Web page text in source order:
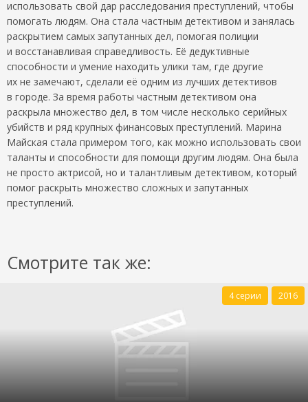
использовать свой дар расследования преступлений, чтобы
помогать людям. Она стала частным детективом и занялась
раскрытием самых запутанных дел, помогая полиции
и восстанавливая справедливость. Её дедуктивные
способности и умение находить улики там, где другие
их не замечают, сделали её одним из лучших детективов
в городе. За время работы частным детективом она
раскрыла множество дел, в том числе несколько серийных
убийств и ряд крупных финансовых преступлений. Марина
Майская стала примером того, как можно использовать свои
таланты и способности для помощи другим людям. Она была
не просто актрисой, но и талантливым детективом, который
помог раскрыть множество сложных и запутанных
преступлений.
Смотрите так же:
4 серии 2016